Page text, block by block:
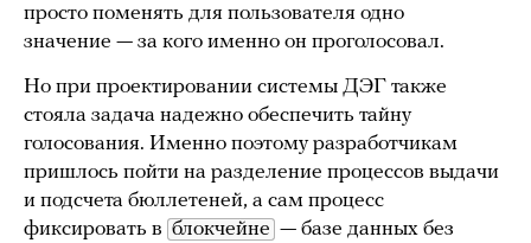
просто поменять для пользователя одно
значение — за кого именно он проголосовал.
Но при проектировании системы ДЭГ также
стояла задача надежно обеспечить тайну
голосования. Именно поэтому разработчикам
пришлось пойти на разделение процессов выдачи
и подсчета бюллетеней, а сам процесс
фиксировать в блокчейне — базе данных без